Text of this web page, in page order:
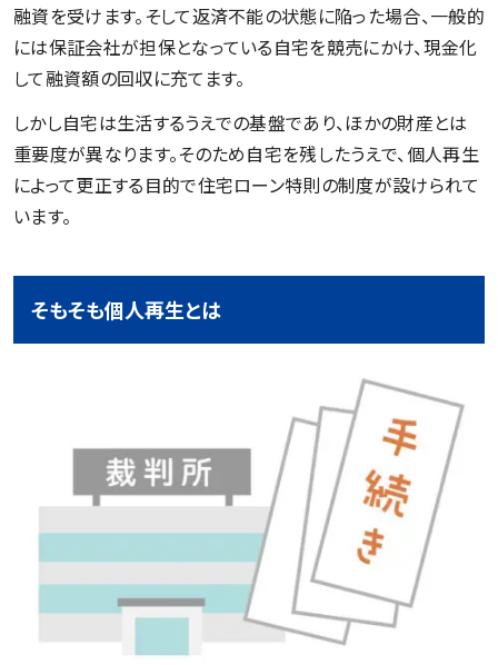
融資を受けます。そして返済不能の状態に陥った場合、一般的
には保証会社が担保となっている自宅を競売にかけ、現金化
して融資額の回収に充てます。
しかし自宅は生活するうえでの基盤であり、ほかの財産とは
重要度が異なります。そのため自宅を残したうえで、個人再生
によって更正する目的で住宅ローン特則の制度が設けられて
います。
そもそも個人再生とは